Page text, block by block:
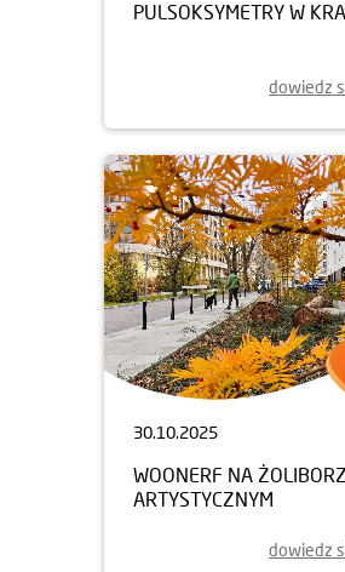
PULSOKSYMETRY W
dowiedz
30.10.2025
WOONERF NA
ARTYSTYCZNYM
dowiedz